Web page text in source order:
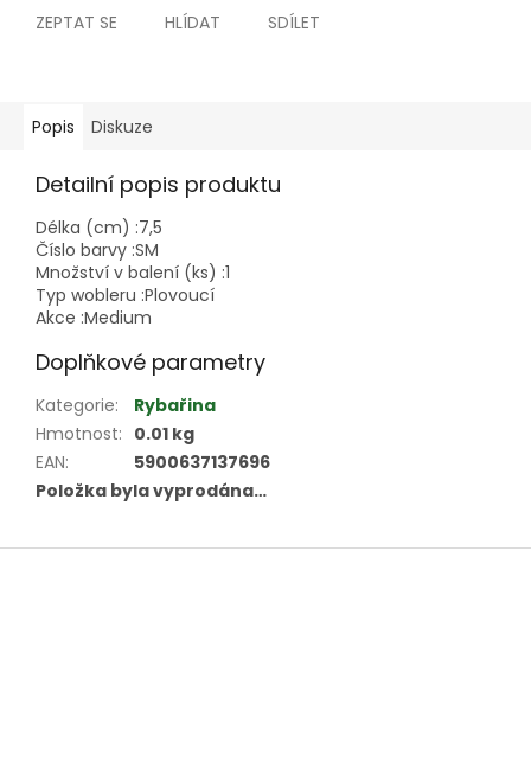
ZEPTAT SE HLÍDAT SDÍLET
Popis Diskuze
Detailní popis produktu
Délka (cm) :7,5
Číslo barvy :SM
Množství v balení (ks) :1
Typ wobleru :Plovoucí
Akce :Medium
Doplňkové parametry
Kategorie:
Rybařina
Hmotnost: 0.01 kg
EAN:
5900637137696
Položka byla vyprodána…
Z